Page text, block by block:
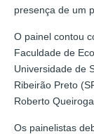
presença de um
O painel contou
Faculdade de
Universidade de
Ribeirão Preto
Roberto
Os painelistas